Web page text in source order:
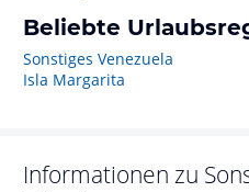
Beliebte
Sonstiges Venezuela
Isla Margarita
Informationen zu